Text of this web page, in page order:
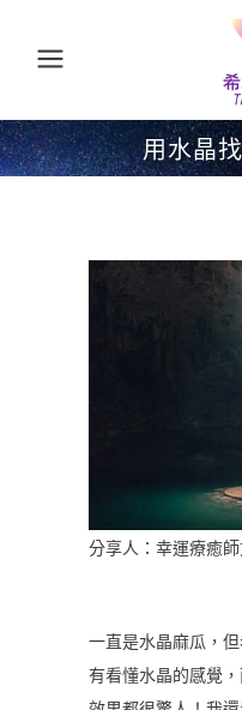
用水晶
分享人：幸運療癒
一直是水晶麻瓜，
有看懂水晶的感覺